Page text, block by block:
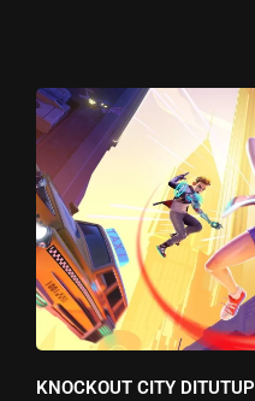
KNOCKOUT CITY DITUTUP